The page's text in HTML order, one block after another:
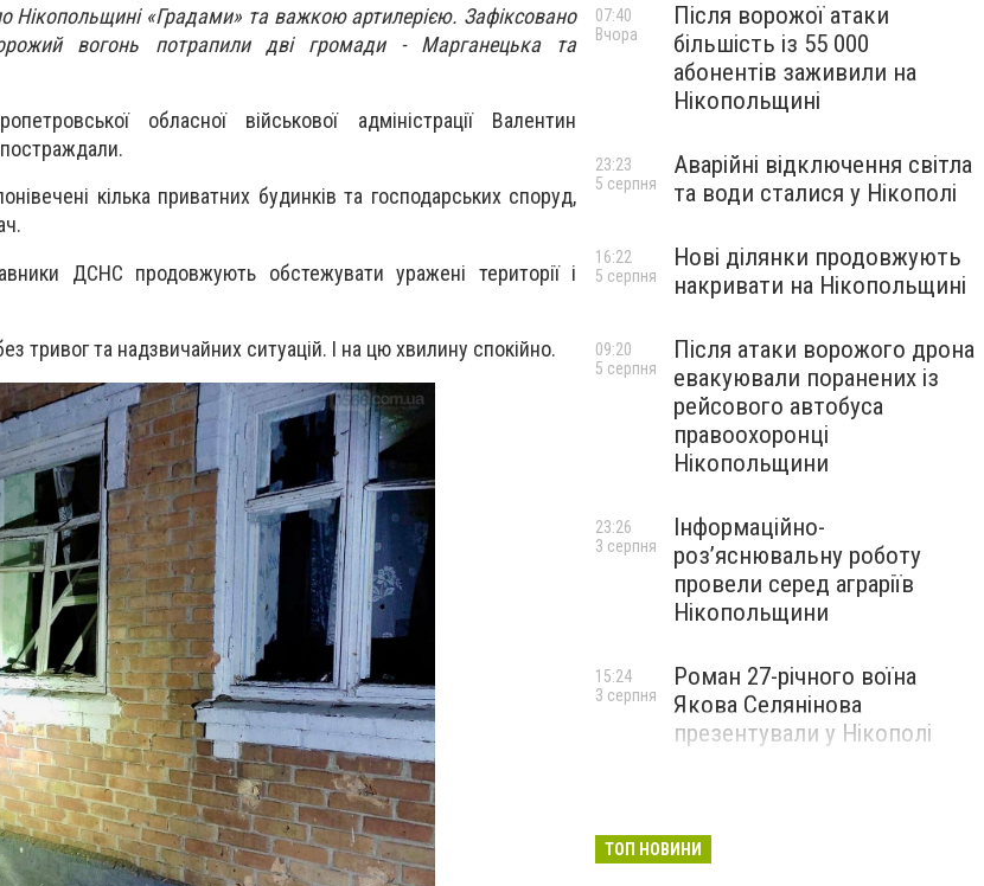
Нікопольщині «Градами» та важкою артилерією. Зафіксовано
вогонь потрапили дві громади - Марганецька та
обласної військової адміністрації Валентин
кілька приватних будинків та господарських споруд,
ДСНС продовжують обстежувати уражені території і
тривог та надзвичайних ситуацій. І на цю хвилину спокійно.
Після ворожої атаки
більшість із 55 000
абонентів заживили на
Нікопольщині
07:40
Вчора
Аварійні відключення світла
та води сталися у Нікополі
23:23
5 серпня
Нові ділянки продовжують
накривати на Нікопольщині
16:22
5 серпня
Після атаки ворожого дрона
евакуювали поранених із
рейсового автобуса
правоохоронці
Нікопольщини
09:20
5 серпня
Інформаційно-
роз’яснювальну роботу
провели серед аграріїв
Нікопольщини
23:26
3 серпня
Роман 27-річного воїна
Якова Селянінова
презентували у Нікополі
15:24
3 серпня
ТОП НОВИНИ